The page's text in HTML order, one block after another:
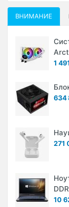
ВНИМАНИЕ
1
634
271
10